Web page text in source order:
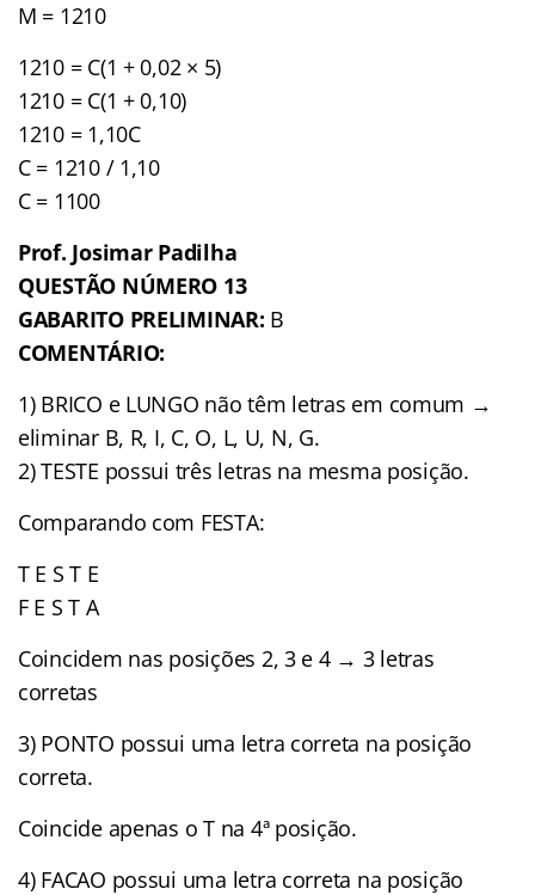
M = 1210
1210 = C(1 + 0,02 × 5)
1210 = C(1 + 0,10)
1210 = 1,10C
C = 1210 / 1,10
C = 1100
Prof. Josimar Padilha
QUESTÃO NÚMERO 13
GABARITO PRELIMINAR: B
COMENTÁRIO:
1) BRICO e LUNGO não têm letras em comum →
eliminar B, R, I, C, O, L, U, N, G.
2) TESTE possui três letras na mesma posição.
Comparando com FESTA:
T E S T E
F E S T A
Coincidem nas posições 2, 3 e 4 → 3 letras
corretas
3) PONTO possui uma letra correta na posição
correta.
Coincide apenas o T na 4ª posição.
4) FACAO possui uma letra correta na posição